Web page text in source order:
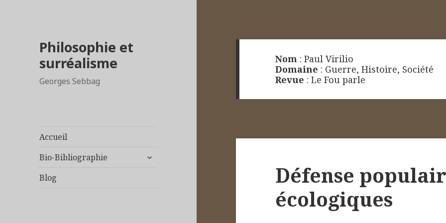
Philosophie et
surréalisme
Georges Sebbag
Accueil
Bio-Bibliographie
Blog
Nom :Paul Virilio
Domaine : Guerre,Histoire, Société
Revue :Le Fou parle
Défense
écologiques